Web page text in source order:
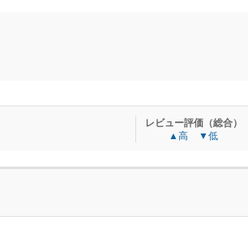
レビュー評価（総合）
▲高
▼低